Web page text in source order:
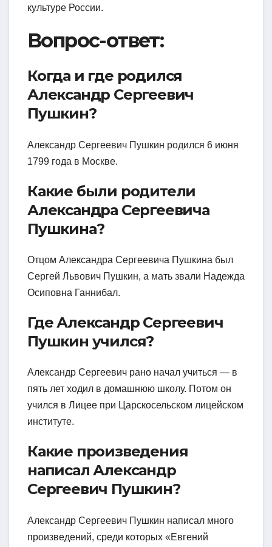
культуре России.
Вопрос-ответ:
Когда и где родился
Александр Сергеевич
Пушкин?
Александр Сергеевич Пушкин родился 6 июня
1799 года в Москве.
Какие были родители
Александра Сергеевича
Пушкина?
Отцом Александра Сергеевича Пушкина был
Сергей Львович Пушкин, а мать звали Надежда
Осиповна Ганнибал.
Где Александр Сергеевич
Пушкин учился?
Александр Сергеевич рано начал учиться — в
пять лет ходил в домашнюю школу. Потом он
учился в Лицее при Царскосельском лицейском
институте.
Какие произведения
написал Александр
Сергеевич Пушкин?
Александр Сергеевич Пушкин написал много
произведений, среди которых «Евгений